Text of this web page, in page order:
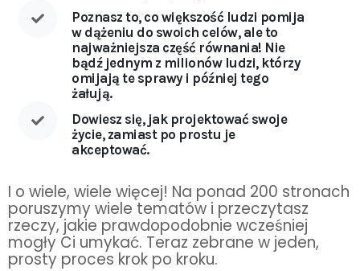
Poznasz to, co większość ludzi pomija
w dążeniu do swoich celów, ale to
najważniejsza część równania! Nie
bądź jednym z milionów ludzi, którzy
omijają te sprawy i później tego
żałują.
Dowiesz się, jak projektować swoje
życie, zamiast po prostu je
akceptować.
I o wiele, wiele więcej! Na ponad 200 stronach
poruszymy wiele tematów i przeczytasz
rzeczy, jakie prawdopodobnie wcześniej
mogły Ci umykać. Teraz zebrane w jeden,
prosty proces krok po kroku.